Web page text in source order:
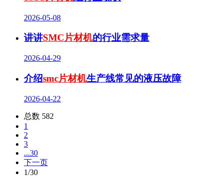
2026-05-08
讲讲SMC片材机的行业需求量
2026-04-29
介绍smc片材机生产线常见的液压故障
2026-04-22
总数 582
1
2
3
...30
下一页
1/30